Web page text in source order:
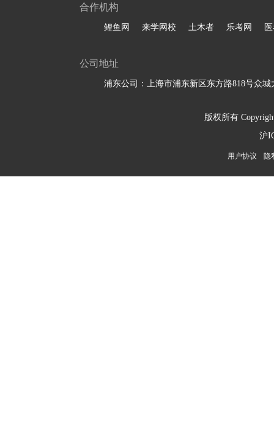
合作机构
鲤鱼网 来学网校 土木者 乐考网
公司地址
浦东公司：上海市浦东新区东方路818号众城
版权所有
沪
用户协议 隐